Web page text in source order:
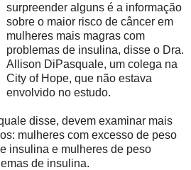
surpreender alguns é a informação
sobre o maior risco de câncer em
mulheres mais magras com
problemas de insulina, disse o Dra.
Allison DiPasquale, um colega na
City of Hope, que não estava
envolvido no estudo.
disse, devem examinar mais
mulheres com excesso de peso
insulina e mulheres de peso
de insulina.